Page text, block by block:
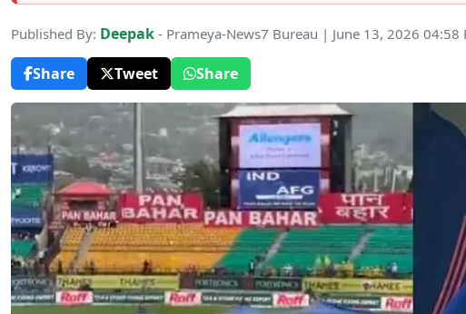
Published By: Deepak - Prameya-News7 Bureau | June 13, 2026 04:58
Share
Tweet Share